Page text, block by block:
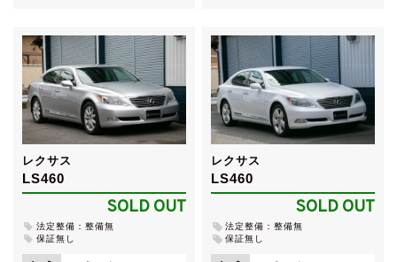
レクサス
LS460
SOLD OUT
法定整備：整備無
保証無し
レクサス
LS460
SOLD OUT
法定整備：整備無
保証無し